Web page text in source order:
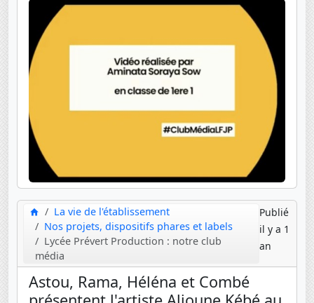
La vie de l'établissement
Nos projets, dispositifs phares et labels
Lycée Prévert Production : notre club
média
Publié
il y a 1
an
Astou, Rama, Héléna et Combé